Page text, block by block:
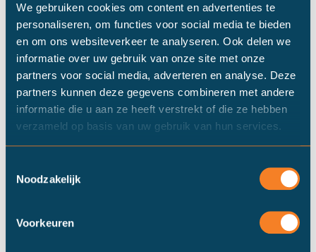
We gebruiken cookies om content en advertenties te
personaliseren, om functies voor social media te bieden
en om ons websiteverkeer te analyseren. Ook delen we
informatie over uw gebruik van onze site met onze
partners voor social media, adverteren en analyse. Deze
partners kunnen deze gegevens combineren met andere
informatie die u aan ze heeft verstrekt of die ze hebben
verzameld op basis van uw gebruik van hun services.
Noodzakelijk
Voorkeuren
van Nederland door de Vereniging Nederlands
Cultuurlandschap. Via deAfsluitduikbereik je snel
Noord-Holland en ook de prachtigeWaddeneilanden
liggen voor de deur.
Qua landschap is de provincie Friesland erg divers.
Langs een groot gedeelte van de Friese kust bevinden
zich voornamelijk de wat kale klei gronden. Iets meer het
binnenland in kom je al snel in de Friese Wouden
terecht. Een mooi groen en bebost gebied op zandgrond
wat zich kenmerkt door de vele boomwallen tussen de
Fryslân, is schitterend. Veel bomen, water en de mooie